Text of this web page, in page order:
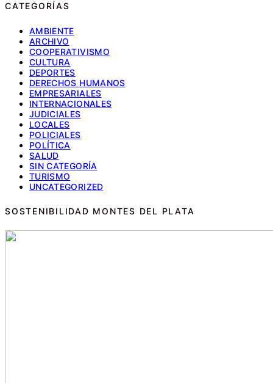
CATEGORÍAS
AMBIENTE
ARCHIVO
COOPERATIVISMO
CULTURA
DEPORTES
DERECHOS HUMANOS
EMPRESARIALES
INTERNACIONALES
JUDICIALES
LOCALES
POLICIALES
POLÍTICA
SALUD
SIN CATEGORÍA
TURISMO
UNCATEGORIZED
SOSTENIBILIDAD MONTES DEL PLATA